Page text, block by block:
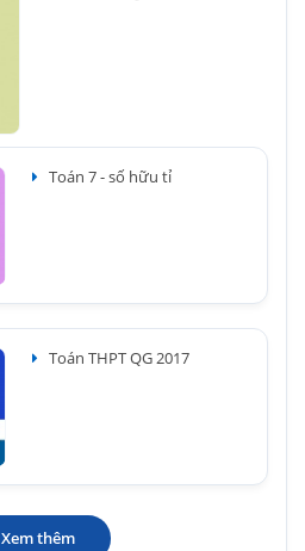
Toán 7 - số hữu tỉ
Toán THPT QG 2017
Xem thêm